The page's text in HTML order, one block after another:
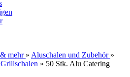
mehr » Aluschalen und Zubehör »
» 50 Stk. Alu Catering